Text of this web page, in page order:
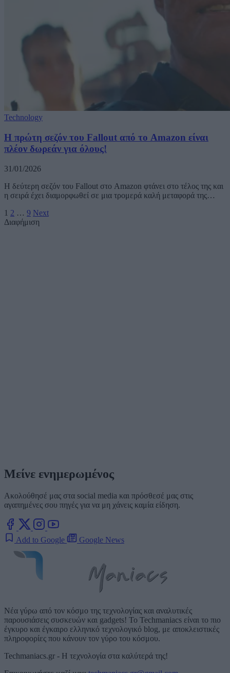
Technology
Η πρώτη σεζόν του Fallout από το Amazon είναι
πλέον δωρεάν για όλους!
31/01/2026
Η δεύτερη σεζόν του Fallout στο Amazon φτάνει στο τέλος της και
η σειρά έχει διαμορφωθεί σε μια τρομερά καλή μεταφορά της…
1 2 … 9 Next
Διαφήμιση
Μείνε ενημερωμένος
Ακολούθησέ μας στα social media και πρόσθεσέ μας στις
αγαπημένες σου πηγές για να μη χάνεις καμία είδηση.
Add to Google Google News
Νέα γύρω από τον κόσμο της τεχνολογίας και αναλυτικές
παρουσιάσεις συσκευών και gadgets! Το Techmaniacs είναι το πιο
έγκυρο και έγκαιρο ελληνικό τεχνολογικό blog, με αποκλειστικές
πληροφορίες που κάνουν τον γύρο του κόσμου.
Techmaniacs.gr - Η τεχνολογία στα καλύτερά της!